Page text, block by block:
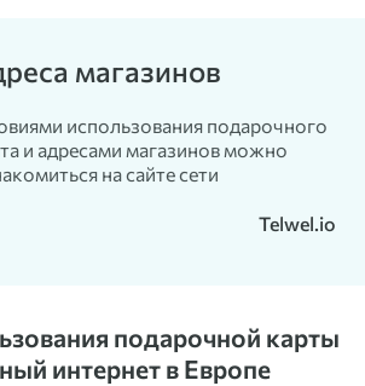
магазинов
использования подарочного
и адресами магазинов можно
на сайте сети
Telwel.io
подарочной карты
интернет в Европе